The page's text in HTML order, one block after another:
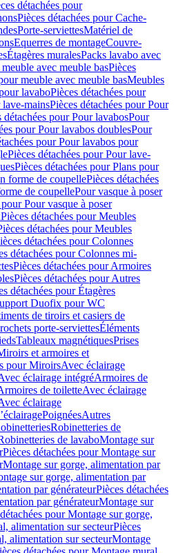
détachées pour
Pièces détachées pour Cache-
Porte-serviettesMatériel de
Equerres de montageCouvre-
Étagères muralesPacks lavabo avec
avec meuble basPièces
meuble avec meuble basMeubles
lavaboPièces détachées pour
lave-mainsPièces détachées pour Pour
détachées pour Pour lavabosPour
pour Pour lavabos doublesPour
pour Pour lavabos pour
Pièces détachées pour Pour lave-
Pièces détachées pour Plans pour
forme de coupellePièces détachées
de coupellePour vasque à poser
Pour vasque à poser
Pièces détachées pour Meubles
détachées pour Meubles
détachées pour Colonnes
détachées pour Colonnes mi-
Pièces détachées pour Armoires
Pièces détachées pour Autres
détachées pour Étagères
Duofix pour WC
de tiroirs et casiers de
porte-serviettesÉléments
Tableaux magnétiquesPrises
et armoires et
pour MiroirsAvec éclairage
éclairage intégréArmoires de
de toiletteAvec éclairage
éclairage
PoignéesAutres
Robinetteries de
de lavaboMontage sur
Pièces détachées pour Montage sur
Montage sur gorge, alimentation par
sur gorge, alimentation par
par générateurPièces détachées
par générateurMontage sur
pour Montage sur gorge,
alimentation sur secteurPièces
alimentation sur secteurMontage